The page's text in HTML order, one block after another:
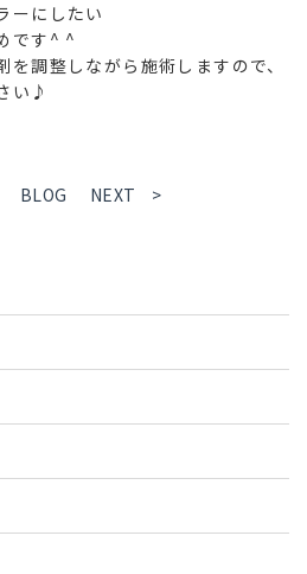
ーにしたい
です^ ^
調整しながら施術しますので、
い♪
BLOG NEXT >